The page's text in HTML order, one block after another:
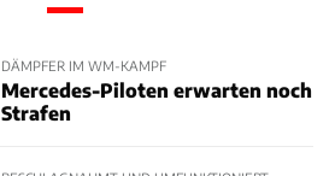
DÄMPFER IM WM-KAMPF
Mercedes-Piloten erwarten noch
Strafen